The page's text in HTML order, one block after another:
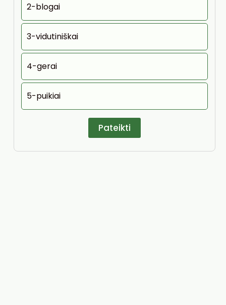
2-blogai
3-vidutiniškai
4-gerai
5-puikiai